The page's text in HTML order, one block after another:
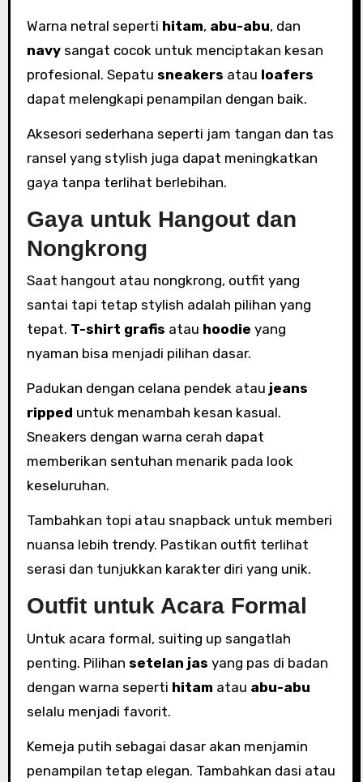
Warna netral seperti hitam, abu-abu, dan
navysangat cocok untuk menciptakan kesan
profesional. Sepatu sneakers atau loafers
dapat melengkapi penampilan dengan baik.
Aksesori sederhana seperti jam tangan dan tas
ransel yang stylish juga dapat meningkatkan
gaya tanpa terlihat berlebihan.
Gaya untuk Hangout dan
Nongkrong
Saat hangout atau nongkrong, outfit yang
santai tapi tetap stylish adalah pilihan yang
tepat. T-shirt grafis atau hoodie yang
nyaman bisa menjadi pilihan dasar.
Padukan dengan celana pendek atau jeans
ripped untuk menambah kesan kasual.
Sneakers dengan warna cerah dapat
memberikan sentuhan menarik pada look
keseluruhan.
Tambahkan topi atau snapback untuk memberi
nuansa lebih trendy. Pastikan outfit terlihat
serasi dan tunjukkan karakter diri yang unik.
Outfit untuk Acara Formal
Untuk acara formal, suiting up sangatlah
penting. Pilihan setelan jas yang pas di badan
dengan warna seperti hitam atau abu-abu
selalu menjadi favorit.
Kemeja putih sebagai dasar akan menjamin
penampilan tetap elegan. Tambahkan dasi atau